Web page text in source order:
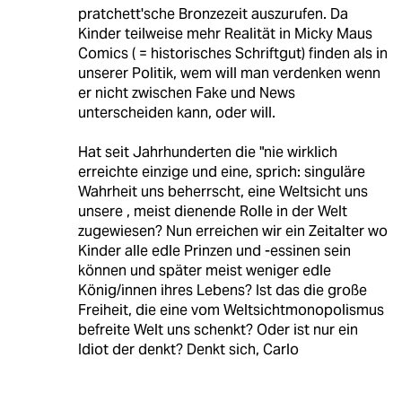
pratchett'sche Bronzezeit auszurufen. Da
Kinder teilweise mehr Realität in Micky Maus
Comics ( = historisches Schriftgut) finden als in
unserer Politik, wem will man verdenken wenn
er nicht zwischen Fake und News
unterscheiden kann, oder will.
Hat seit Jahrhunderten die "nie wirklich
erreichte einzige und eine, sprich: singuläre
Wahrheit uns beherrscht, eine Weltsicht uns
unsere , meist dienende Rolle in der Welt
zugewiesen? Nun erreichen wir ein Zeitalter wo
Kinder alle edle Prinzen und -essinen sein
können und später meist weniger edle
König/innen ihres Lebens? Ist das die große
Freiheit, die eine vom Weltsichtmonopolismus
befreite Welt uns schenkt? Oder ist nur ein
Idiot der denkt? Denkt sich, Carlo